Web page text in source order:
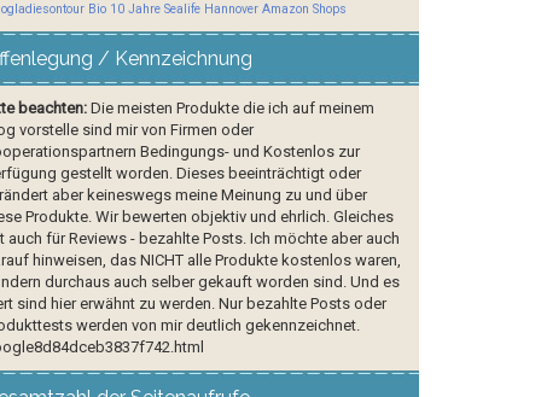
Bio 10 Jahre Sealife Hannover Amazon Shops
/ Kennzeichnung
beachten:Die meisten Produkte die ich auf meinem
vorstelle sind mir von Firmen oder
Bedingungs- und Kostenlos zur
gestellt worden. Dieses beeinträchtigt oder
aber keineswegs meine Meinung zu und über
Produkte. Wir bewerten objektiv und ehrlich. Gleiches
auch für Reviews - bezahlte Posts. Ich möchte aber auch
hinweisen, das NICHT alle Produkte kostenlos waren,
durchaus auch selber gekauft worden sind. Und es
sind hier erwähnt zu werden. Nur bezahlte Posts oder
werden von mir deutlich gekennzeichnet.